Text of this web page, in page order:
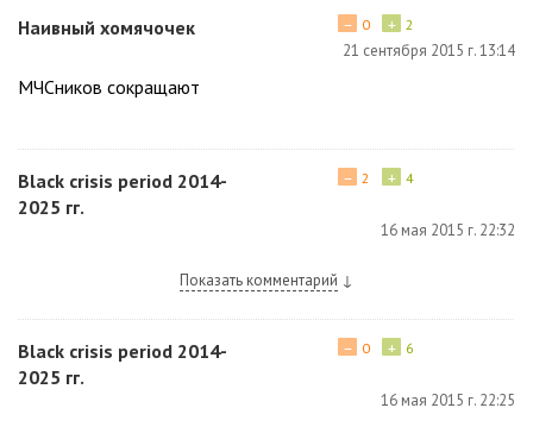
Наивный хомячочек + 2
− 0
21 сентября 2015 г. 13:14
МЧСников сокращают
Black crisis period 2014-
2025 гг.
+ 4
− 2
16 мая 2015 г. 22:32
Показать комментарий ↓
Black crisis period 2014-
2025 гг.
+ 6
− 0
16 мая 2015 г. 22:25